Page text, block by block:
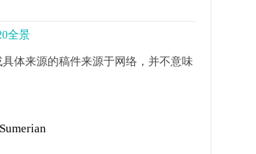
全景
体来源的稿件来源于网络，并不意味